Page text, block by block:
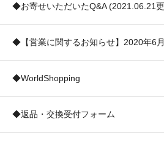
◆お寄せいただいたQ&A (2021.06.21
◆【営業に関するお知らせ】2020年6
◆WorldShopping
◆返品・交換受付フォーム